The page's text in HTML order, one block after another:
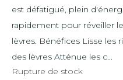
est défatigué, plein
rapidement pour réveiller
lèvres. Bénéfices Lisse les
des lèvres Atténue les c...
Rupture de stock